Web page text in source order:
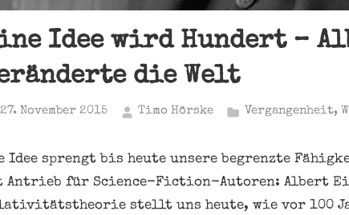
Idee wird Hundert –
die Welt
27. November 2015 Timo Hörske Vergangenheit,
Idee sprengt bis heute unsere begrenzte
für Science-Fiction-Autoren: Albert
stellt uns heute, wie vor 100